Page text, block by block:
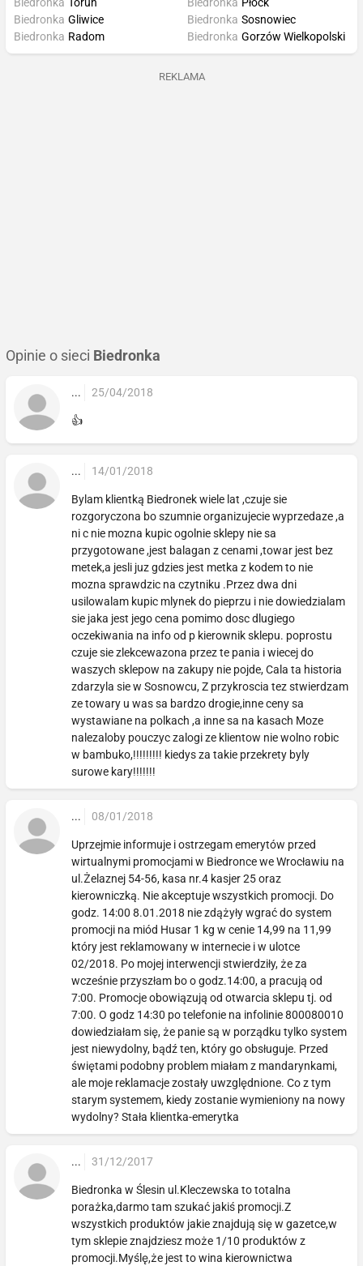
Biedronka Gliwice
Biedronka Radom
Biedronka Sosnowiec
Biedronka Gorzów Wielkopolski
REKLAMA
Opinie o sieci Biedronka
... 25/04/2018
👍
... 14/01/2018
Bylam klientką Biedronek wiele lat ,czuje sie
rozgoryczona bo szumnie organizujecie wyprzedaze ,a
ni c nie mozna kupic ogolnie sklepy nie sa
przygotowane ,jest balagan z cenami ,towar jest bez
metek,a jesli juz gdzies jest metka z kodem to nie
mozna sprawdzic na czytniku .Przez dwa dni
usilowalam kupic mlynek do pieprzu i nie dowiedzialam
sie jaka jest jego cena pomimo dosc dlugiego
oczekiwania na info od p kierownik sklepu. poprostu
czuje sie zlekcewazona przez te pania i wiecej do
waszych sklepow na zakupy nie pojde, Cala ta historia
zdarzyla sie w Sosnowcu, Z przykroscia tez stwierdzam
ze towary u was sa bardzo drogie,inne ceny sa
wystawiane na polkach ,a inne sa na kasach Moze
nalezaloby pouczyc zalogi ze klientow nie wolno robic
w bambuko,!!!!!!!!! kiedys za takie przekrety byly
surowe kary!!!!!!!
... 08/01/2018
Uprzejmie informuje i ostrzegam emerytów przed
wirtualnymi promocjami w Biedronce we Wrocławiu na
ul.Żelaznej 54-56, kasa nr.4 kasjer 25 oraz
kierowniczką. Nie akceptuje wszystkich promocji. Do
godz. 14:00 8.01.2018 nie zdążyły wgrać do system
promocji na miód Husar 1 kg w cenie 14,99 na 11,99
który jest reklamowany w internecie i w ulotce
02/2018. Po mojej interwencji stwierdziły, że za
wcześnie przyszłam bo o godz.14:00, a pracują od
7:00. Promocje obowiązują od otwarcia sklepu tj. od
7:00. O godz 14:30 po telefonie na infolinie 800080010
dowiedziałam się, że panie są w porządku tylko system
jest niewydolny, bądź ten, który go obsługuje. Przed
świętami podobny problem miałam z mandarynkami,
ale moje reklamacje zostały uwzględnione. Co z tym
starym systemem, kiedy zostanie wymieniony na nowy
wydolny? Stała klientka-emerytka
... 31/12/2017
Biedronka w Ślesin ul.Kleczewska to totalna
porażka,darmo tam szukać jakiś promocji.Z
wszystkich produktów jakie znajdują się w gazetce,w
tym sklepie znajdziesz może 1/10 produktów z
promocji.Myślę,że jest to wina kierownictwa